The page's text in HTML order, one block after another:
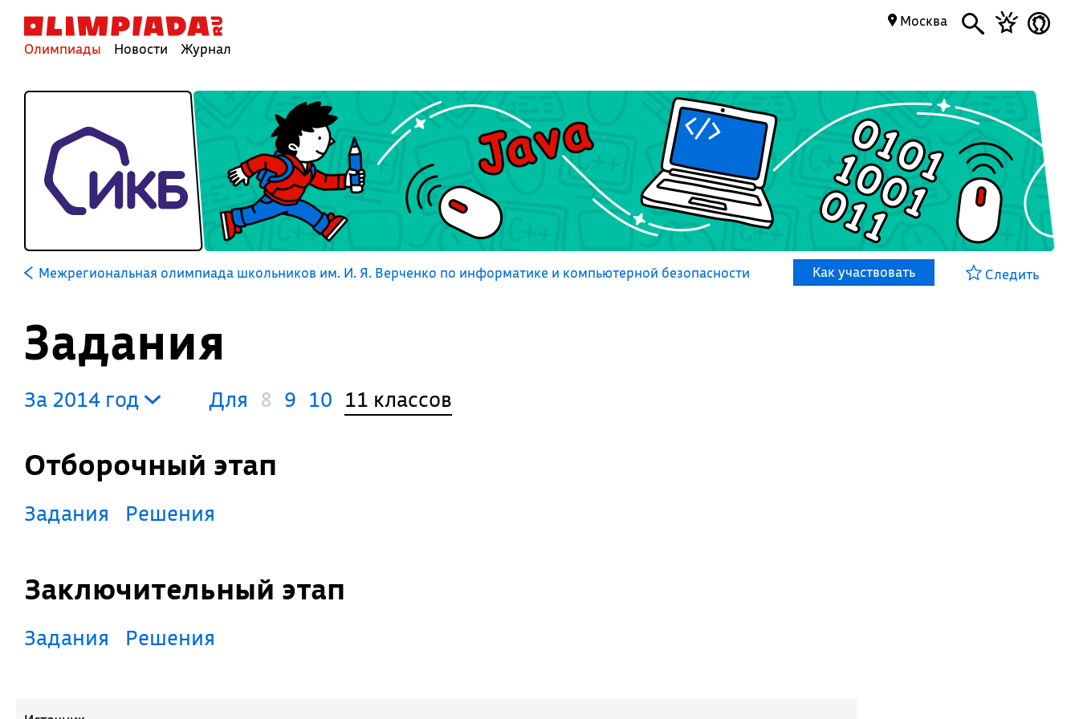
Олимпиады Новости Журнал
Москва
Межрегиональная олимпиада школьников им. И. Я. Верченко по информатике и компьютерной безопасности Как участвовать Следить
Задания
За 2014 год Для 8 9 10 11 классов
Отборочный этап
Задания Решения
Заключительный этап
Задания Решения